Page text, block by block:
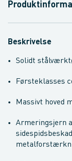
Beskrivelse
Solidt
Førsteklasses
Massivt hoved
Armeringsjern